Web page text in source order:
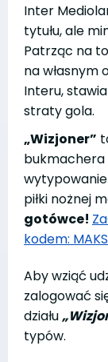
Inter
tytułu, ale
Patrząc na
na własnym
Interu,
straty gola.
„Wizjoner”
bukmachera
piłki nożnej
gotówce!
kodem:
Aby wziąć
zalogować
działu
typów.